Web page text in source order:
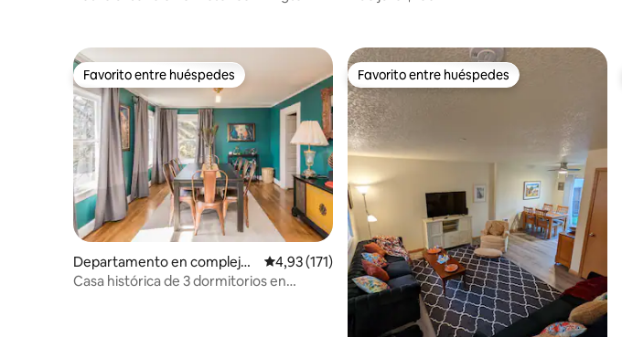
Favorito entre huéspedes
Favorito entre huéspedes
Departamento en complejo r
esidencial en Portland
Calificación promedio: 4,93 de 5. 171 evaluaciones
4,93 (171)
Casa histórica de 3 dormitorios en
Favorito entre huéspedes
Favorito entre huéspedes